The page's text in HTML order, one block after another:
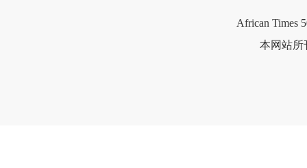
African Times
本网站所